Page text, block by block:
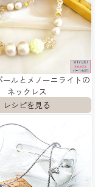
ールとメノーニライトの
ネックレス